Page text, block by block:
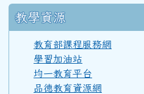
110學年度(111年6
110學年度(111年6
教學資源
教育部課程服務網
學習加油站
均一教育平台
品德教育資源網